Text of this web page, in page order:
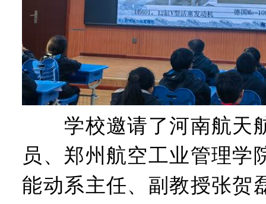
学校邀请了河南航天
员、郑州航空工业管理学
能动系主任、副教授张贺